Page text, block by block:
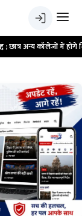
कॉलेजों में होंगे शिफ्ट